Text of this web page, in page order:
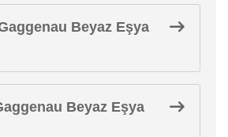
Beyaz Eşya
Beyaz Eşya